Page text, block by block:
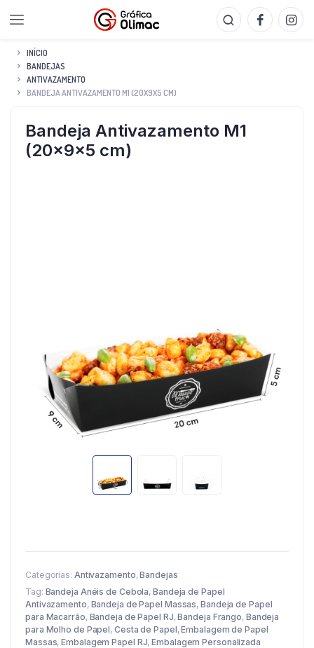
INÍCIO
BANDEJAS
ANTIVAZAMENTO
BANDEJA ANTIVAZAMENTO M1 (20X9X5 CM)
Bandeja Antivazamento M1
(20x9x5 cm)
Categorias: Antivazamento,Bandejas
Tag: Bandeja Anéis de Cebola,Bandeja de Papel
Antivazamento, Bandeja de Papel Massas,Bandeja de Papel
para Macarrão, Bandeja de Papel RJ,Bandeja Frango, Bandeja
para Molho de Papel, Cesta de Papel,Embalagem de Papel
Massas,Embalagem Papel RJ,Embalagem Personalizada